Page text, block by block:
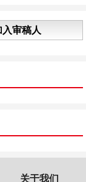
入审稿人
关于我们